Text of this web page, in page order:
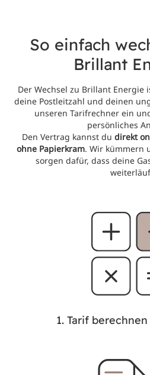
So einfach
Brillant
Der Wechsel zu Brillant Energie
deine Postleitzahl und deinen
unseren Tarifrechner ein
persönliches
Den Vertrag kannst du direkt
ohne Papierkram. Wir kümmern
sorgen dafür, dass deine
1. Tarif